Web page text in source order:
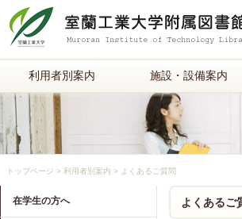
利用者別案内 施設・設備案内
トップページ > 利用者別案内 > よくあるご質問
在学生の方へ よくあるご